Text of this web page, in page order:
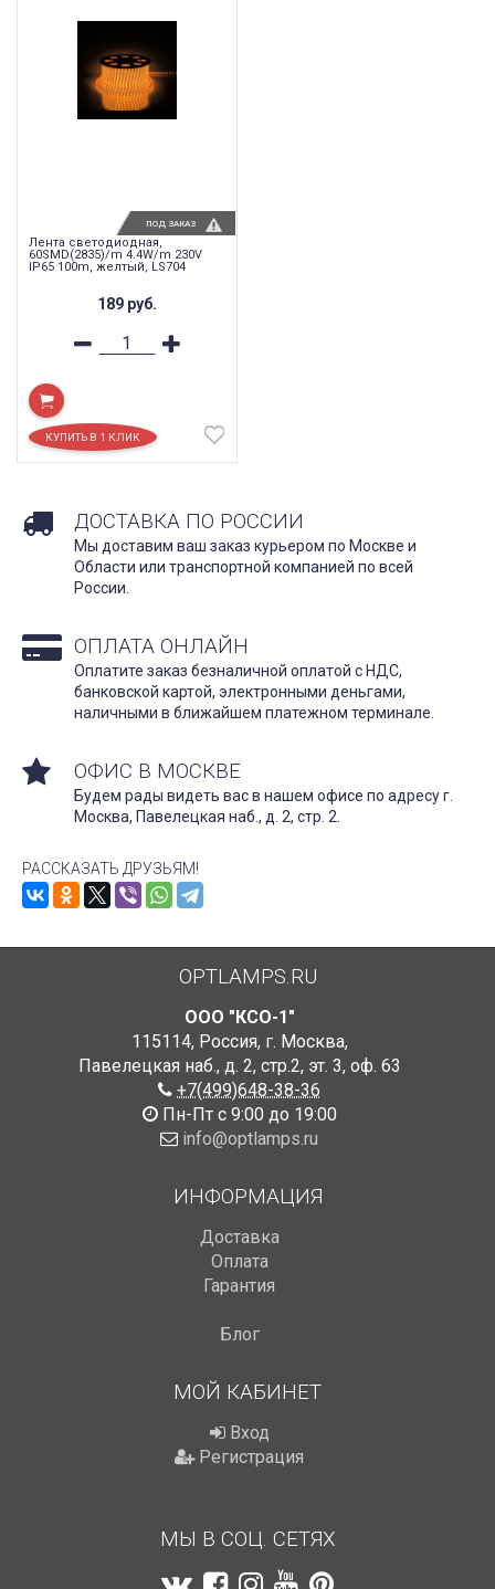
Лента светодиодная,
60SMD(2835)/m 4.4W/m 230V
IP65 100m, желтый, LS704
189 руб.
ПОД ЗАКАЗ
ДОСТАВКА ПО РОССИИ
Мы доставим ваш заказ курьером по Москве и
Области или транспортной компанией по всей
России.
ОПЛАТА ОНЛАЙН
Оплатите заказ безналичной оплатой с НДС,
банковской картой, электронными деньгами,
наличными в ближайшем платежном терминале.
ОФИС В МОСКВЕ
Будем рады видеть вас в нашем офисе по адресу г.
Москва, Павелецкая наб., д. 2, стр. 2.
РАССКАЗАТЬ ДРУЗЬЯМ!
OPTLAMPS.RU
ООО "КСО-1"
115114, Россия, г. Москва,
Павелецкая наб., д. 2, стр.2, эт. 3, оф. 63
+7(499)648-38-36
Пн-Пт с 9:00 до 19:00
info@optlamps.ru
ИНФОРМАЦИЯ
Доставка
Оплата
Гарантия
Блог
МОЙ КАБИНЕТ
Вход
Регистрация
МЫ В СОЦ. СЕТЯХ